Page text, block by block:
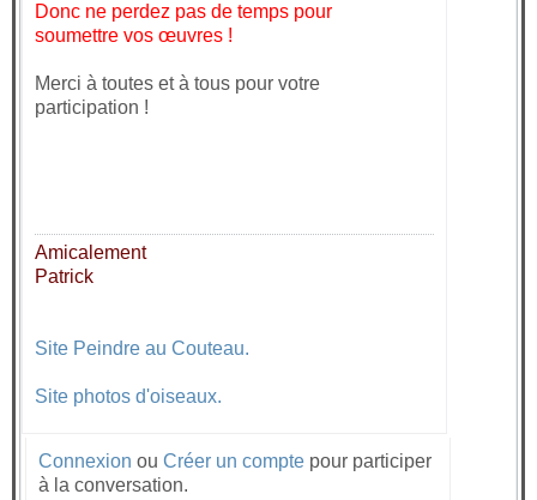
Donc ne perdez pas de temps pour
soumettre vos œuvres !
Merci à toutes et à tous pour votre
participation !
Amicalement
Patrick
Site Peindre au Couteau.
Site photos d'oiseaux.
Connexion ou Créer un compte pour participer
à la conversation.